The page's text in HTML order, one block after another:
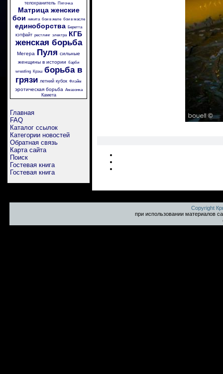
телохранитель Пяточка
Матрица женские
бои никита бои в желе бои в масле
единоборства Беретта
кэтфайт рестлинг электра КГБ
женская борьба
Мегера Пуля сильные
женщины в истории барби
wrestling
Крэш борьба в
грязи летний кубок Флэйм
эротическая борьба Амазонка
Камета
Главная
FAQ
Каталог ссылок
Категории новостей
Обратная связь
Карта сайта
Поиск
Гостевая книга
Гостевая книга
Copyright
при использовании материалов